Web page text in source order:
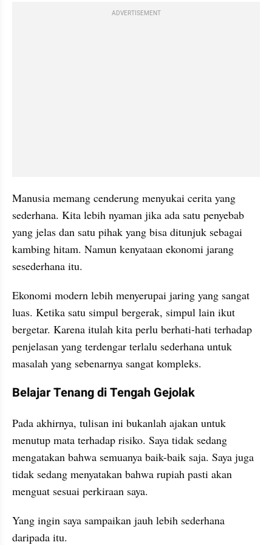
ADVERTISEMENT
Manusia memang cenderung menyukai cerita yang
sederhana. Kita lebih nyaman jika ada satu penyebab
yang jelas dan satu pihak yang bisa ditunjuk sebagai
kambing hitam. Namun kenyataan ekonomi jarang
sesederhana itu.
Ekonomi modern lebih menyerupai jaring yang sangat
luas. Ketika satu simpul bergerak, simpul lain ikut
bergetar. Karena itulah kita perlu berhati-hati terhadap
penjelasan yang terdengar terlalu sederhana untuk
masalah yang sebenarnya sangat kompleks.
Belajar Tenang di Tengah Gejolak
Pada akhirnya, tulisan ini bukanlah ajakan untuk
menutup mata terhadap risiko. Saya tidak sedang
mengatakan bahwa semuanya baik-baik saja. Saya juga
tidak sedang menyatakan bahwa rupiah pasti akan
menguat sesuai perkiraan saya.
Yang ingin saya sampaikan jauh lebih sederhana
daripada itu.